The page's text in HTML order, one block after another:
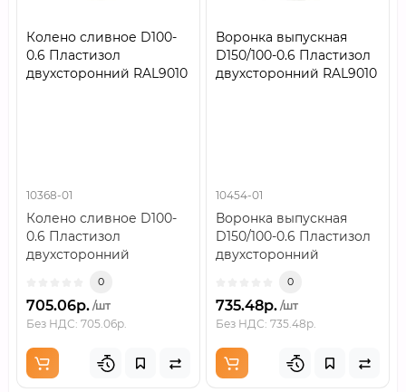
Колено сливное D100-
0.6 Пластизол
двухсторонний RAL9010
10368-01
Колено сливное D100-
0.6 Пластизол
двухсторонний
0
705.06р. /шт
Без НДС: 705.06р.
Воронка выпускная
D150/100-0.6 Пластизол
двухсторонний RAL9010
10454-01
Воронка выпускная
D150/100-0.6 Пластизол
двухсторонний
0
735.48р. /шт
Без НДС: 735.48р.